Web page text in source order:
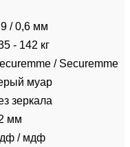
/ 0,6 мм
- 142 кг
/ Securemme
муар
зеркала
мм
/ мдф